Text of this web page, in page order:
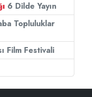
6 Dilde Yayın
Topluluklar
Film Festivali